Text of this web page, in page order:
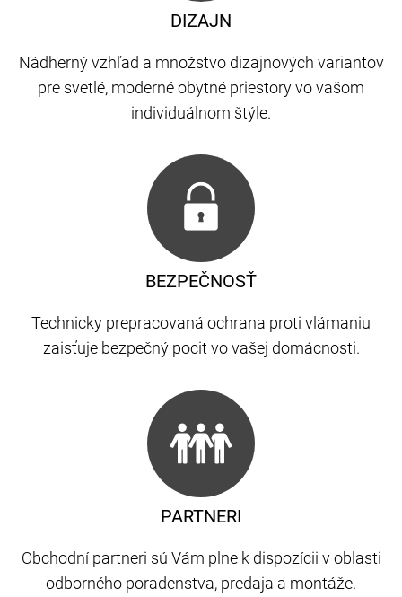
DIZAJN
Nádherný vzhľad a množstvo dizajnových variantov
pre svetlé, moderné obytné priestory vo vašom
individuálnom štýle.
PARTNERI
Obchodní partneri sú Vám plne k dispozícii v oblasti
odborného poradenstva, predaja a montáže.
BEZPEČNOSŤ
Technicky prepracovaná ochrana proti vlámaniu
zaisťuje bezpečný pocit vo vašej domácnosti.